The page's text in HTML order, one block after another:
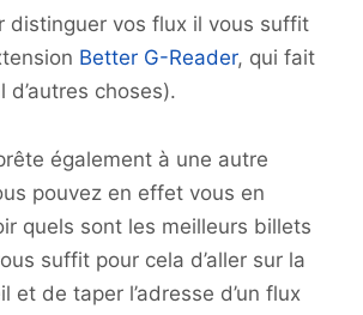
distinguer vos flux il vous suffit
Better G-Reader, qui fait
d’autres choses).
également à une autre
pouvez en effet vous en
quels sont les meilleurs billets
suffit pour cela d’aller sur la
et de taper l’adresse d’un flux